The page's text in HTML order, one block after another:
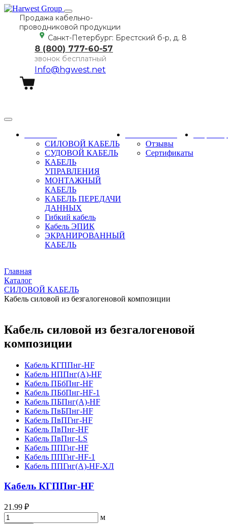
Продажа кабельно-
проводниковой продукции
Санкт-Петербург: Брестский б-р, д. 8
8 (800) 777-60-57
звонок бесплатный
Info@hgwest.net
СИЛОВОЙ КАБЕЛЬ
СУДОВОЙ КАБЕЛЬ
КАБЕЛЬ
УПРАВЛЕНИЯ
МОНТАЖНЫЙ
КАБЕЛЬ
КАБЕЛЬ ПЕРЕДАЧИ
ДАННЫХ
Гибкий кабель
Кабель ЭПИК
ЭКРАНИРОВАННЫЙ
КАБЕЛЬ
Отзывы
Сертификаты
Главная
Каталог
СИЛОВОЙ КАБЕЛЬ
Кабель силовой из безгалогеновой композиции
Кабель силовой из безгалогеновой
композиции
Кабель КГППнг-HF
Кабель НППнг(A)-HF
Кабель ПБбПнг-HF
Кабель ПБбПнг-HF-1
Кабель ПБПнг(А)-HF
Кабель ПвБПнг-HF
Кабель ПвПГнг-HF
Кабель ПвПнг-HF
Кабель ПвПнг-LS
Кабель ППГнг-HF
Кабель ППГнг-HF-1
Кабель ППГнг(A)-HF-ХЛ
Кабель КГППнг-HF
21.99 ₽
м